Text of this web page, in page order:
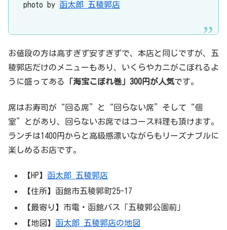
photo by 函太郎 五稜郭店
お値段の方は高すぎず安すぎずで、本店と同じですが、五
稜郭店だけのメニューもあり、いくらやカニがこぼれるよ
うに盛ってある
「海宝こぼれ巻」300円が人気です。
席はお寿司が“回る席”と“回らない席”そして“個
室”とがあり、回らないお席ではコース料理も頂けます。
ランチは1400円からと高級感漂いながらもリーズナブルに
楽しめるお店です。
【HP】 函太郎 五稜郭店
【住所】函館市五稜郭町25-17
【最寄り】市電・函館バス「五稜郭公園前」
【地図】 函太郎 五稜郭店の地図